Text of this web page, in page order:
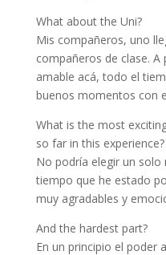
What about the Uni?
Mis compañeros, uno
compañeros de clase.
amable acá, todo el
buenos momentos con
What is the most
so far in this experience?
No podría elegir un
tiempo que he estado
muy agradables y
And the hardest part?
En un principio el poder